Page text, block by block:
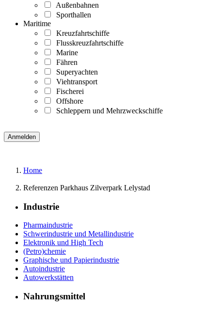
Außenbahnen
Sporthallen
Maritime
Kreuzfahrtschiffe
Flusskreuzfahrtschiffe
Marine
Fähren
Superyachten
Viehtransport
Fischerei
Offshore
Schleppern und Mehrzweckschiffe
Home
Referenzen Parkhaus Zilverpark Lelystad
Industrie
Pharmaindustrie
Schwerindustrie und Metallindustrie
Elektronik und High Tech
(Petro)chemie
Graphische und Papierindustrie
Autoindustrie
Autowerkstätten
Nahrungsmittel